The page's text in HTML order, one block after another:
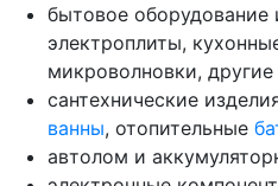
бытовое оборудование
электроплиты,
микроволновки,
сантехнические
ванны, отопительные
автолом и